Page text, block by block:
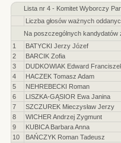
Lista nr 4 - Komitet Wyborczy
Liczba głosów ważnych
Na poszczególnych kandydatów
1
BATYCKI Jerzy Józef
2
BARCIK Zofia
3
DUDKOWIAK Edward
4
HACZEK Tomasz Adam
5
NEHREBECKI Roman
6
LISZKA-GĄSIOR Ewa Janina
7
SZCZUREK Mieczysław Jerzy
8
WICHER Andrzej Zygmunt
9
KUBICA Barbara Anna
10
BAŃCZYK Roman Tadeusz